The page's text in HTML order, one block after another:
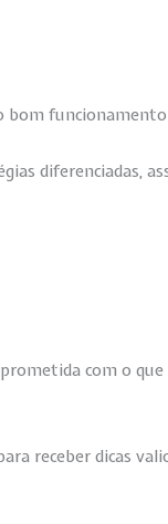
bom
diferenciadas,
com o
receber dicas